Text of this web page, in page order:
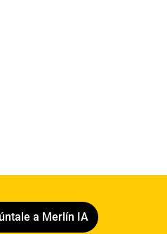
a Merlín IA